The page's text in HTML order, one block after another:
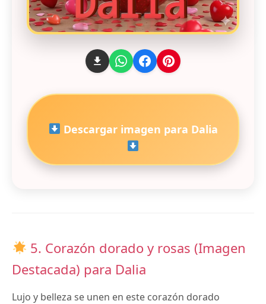
Descargar imagen para Dalia
5. Corazón dorado y rosas (Imagen
Destacada) para Dalia
Lujo y belleza se unen en este corazón dorado